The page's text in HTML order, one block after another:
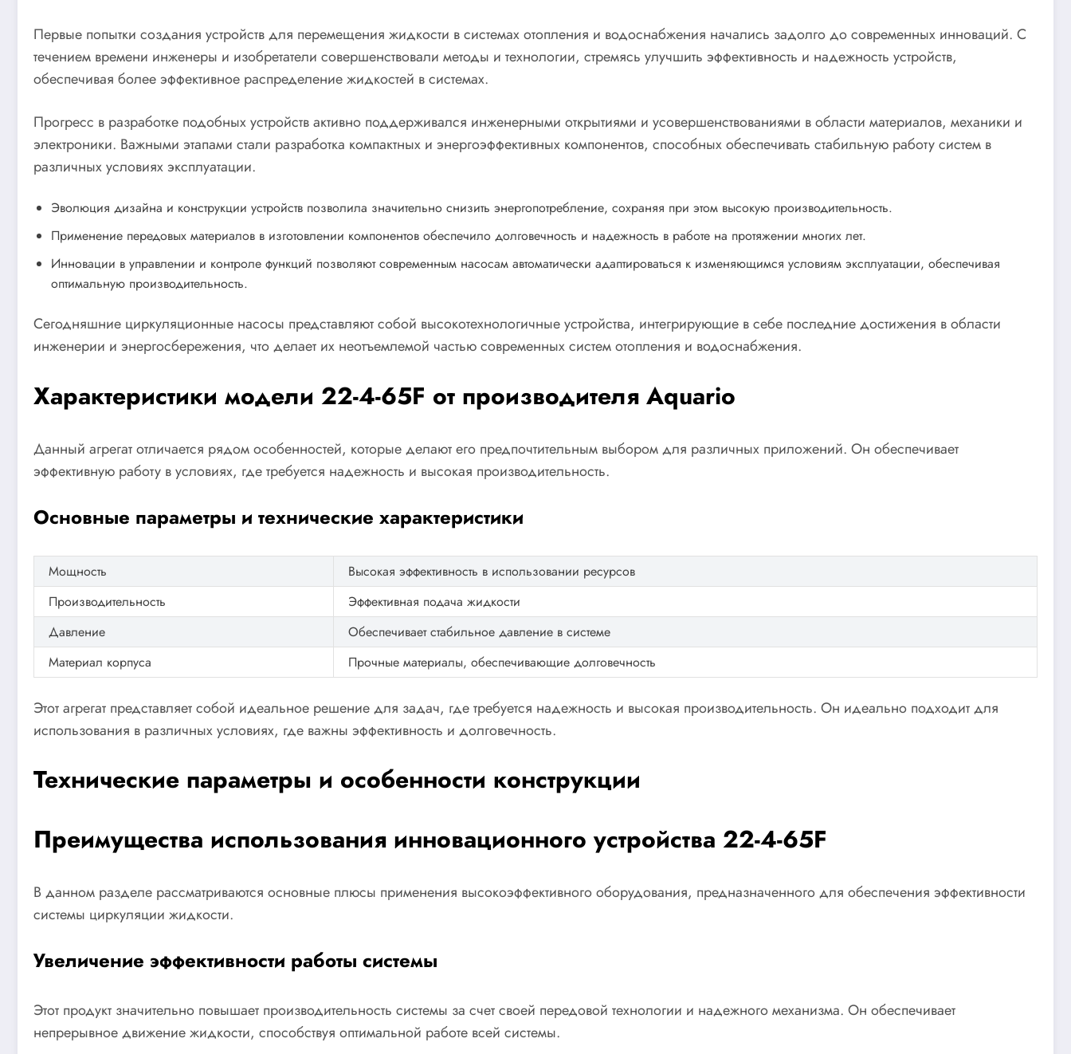
Первые попытки создания устройств для перемещения жидкости в системах отопления и водоснабжения начались задолго до современных инноваций. С
течением времени инженеры и изобретатели совершенствовали методы и технологии, стремясь улучшить эффективность и надежность устройств,
обеспечивая более эффективное распределение жидкостей в системах.
Прогресс в разработке подобных устройств активно поддерживался инженерными открытиями и усовершенствованиями в области материалов, механики и
электроники. Важными этапами стали разработка компактных и энергоэффективных компонентов, способных обеспечивать стабильную работу систем в
различных условиях эксплуатации.
Эволюция дизайна и конструкции устройств позволила значительно снизить энергопотребление, сохраняя при этом высокую производительность.
Применение передовых материалов в изготовлении компонентов обеспечило долговечность и надежность в работе на протяжении многих лет.
Инновации в управлении и контроле функций позволяют современным насосам автоматически адаптироваться к изменяющимся условиям эксплуатации, обеспечивая
оптимальную производительность.
Сегодняшние циркуляционные насосы представляют собой высокотехнологичные устройства, интегрирующие в себе последние достижения в области
инженерии и энергосбережения, что делает их неотъемлемой частью современных систем отопления и водоснабжения.
Характеристики модели 22-4-65F от производителя Aquario
Данный агрегат отличается рядом особенностей, которые делают его предпочтительным выбором для различных приложений. Он обеспечивает
эффективную работу в условиях, где требуется надежность и высокая производительность.
Основные параметры и технические характеристики
Мощность
Высокая эффективность в использовании ресурсов
Производительность
Эффективная подача жидкости
Давление
Обеспечивает стабильное давление в системе
Материал корпуса
Прочные материалы, обеспечивающие долговечность
Этот агрегат представляет собой идеальное решение для задач, где требуется надежность и высокая производительность. Он идеально подходит для
использования в различных условиях, где важны эффективность и долговечность.
Технические параметры и особенности конструкции
Преимущества использования инновационного устройства 22-4-65F
В данном разделе рассматриваются основные плюсы применения высокоэффективного оборудования, предназначенного для обеспечения эффективности
системы циркуляции жидкости.
Увеличение эффективности работы системы
Этот продукт значительно повышает производительность системы за счет своей передовой технологии и надежного механизма. Он обеспечивает
непрерывное движение жидкости, способствуя оптимальной работе всей системы.